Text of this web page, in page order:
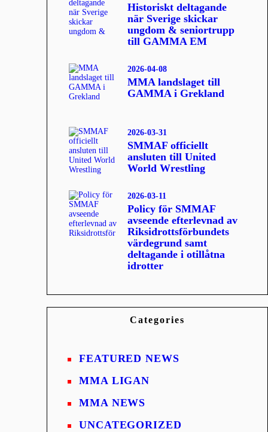
Historiskt deltagande
när Sverige skickar
ungdom & seniortrupp
till GAMMA EM
MMA landslaget till
GAMMA i Grekland
2026-04-08
SMMAF officiellt
ansluten till United
World Wrestling
2026-03-31
Policy för SMMAF
avseende efterlevnad av
Riksidrottsförbundets
värdegrund samt
deltagande i otillåtna
idrotter
2026-03-11
Categories
FEATURED NEWS
MMA LIGAN
MMA NEWS
UNCATEGORIZED